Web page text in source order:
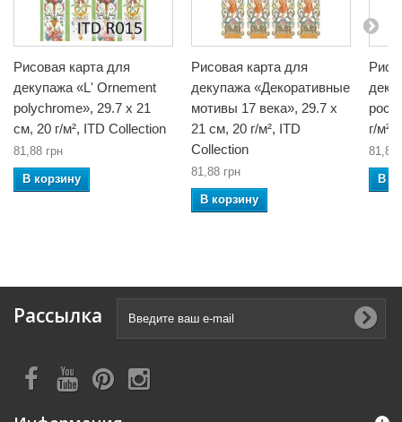
Рисовая карта для
декупажа «Lʹ Ornement
polychrome», 29.7 x 21
см, 20 г/м², ITD Collection
81,88 грн
В корзину
Рисовая карта для
декупажа «Декоративные
мотивы 17 века», 29.7 x
21 см, 20 г/м², ITD
Collection
81,88 грн
В корзину
г/м²,
81,88
В
Рассылка